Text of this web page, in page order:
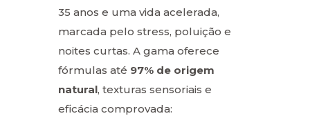
35 anos e uma vida acelerada,
marcada pelo stress, poluição e
noites curtas. A gama oferece
fórmulas até 97% de origem
natural, texturas sensoriais e
eficácia comprovada: